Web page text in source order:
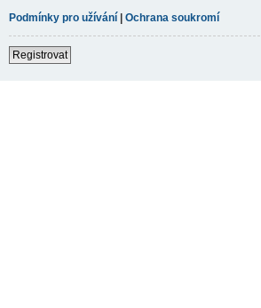
Podmínky pro užívání | Ochrana soukromí
Registrovat